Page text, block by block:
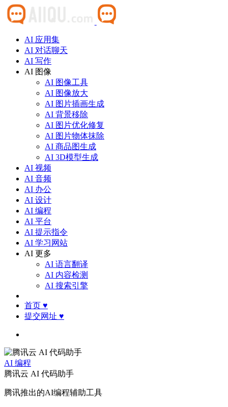
AI 应用集
AI 对话聊天
AI 写作
AI 图像
AI 图像工具
AI 图像放大
AI 图片插画生成
AI 背景移除
AI 图片优化修复
AI 图片物体抹除
AI 商品图生成
AI 3D模型生成
AI 视频
AI 音频
AI 办公
AI 设计
AI 编程
AI 平台
AI 提示指令
AI 学习网站
AI 更多
AI 语言翻译
AI 内容检测
AI 搜索引擎
首页 ♥
提交网址 ♥
AI 编程
腾讯云 AI 代码助手
腾讯推出的AI编程辅助工具